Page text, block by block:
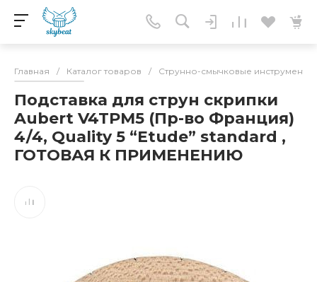
Главная / Каталог товаров / Струнно-смычковые инструменты
Подставка для струн скрипки
Aubert V4TPM5 (Пр-во Франция)
4/4, Quality 5 “Etude” standard ,
ГОТОВАЯ К ПРИМЕНЕНИЮ